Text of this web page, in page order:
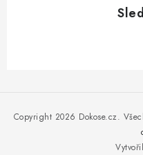
Copyright 2026 Dokose.cz.